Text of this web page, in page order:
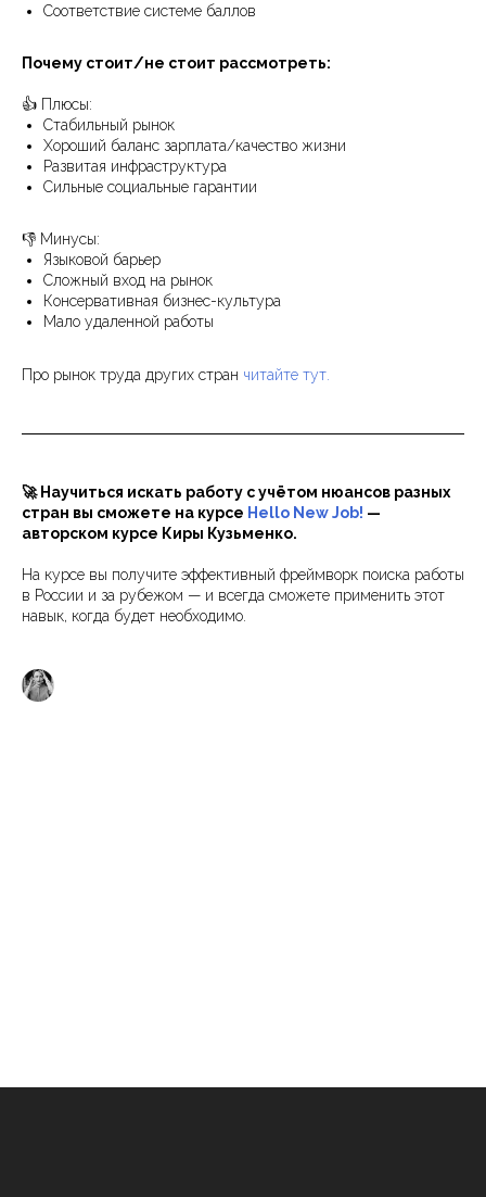
Соответствие системе баллов
Почему стоит/не стоит рассмотреть:
👍 Плюсы:
Стабильный рынок
Хороший баланс зарплата/качество жизни
Развитая инфраструктура
Сильные социальные гарантии
👎 Минусы:
Языковой барьер
Сложный вход на рынок
Консервативная бизнес-культура
Мало удаленной работы
Про рынок труда других стран читайте тут
🚀 Научиться искать работу с учётом нюансов разных
стран вы сможете на курсе Hello New Job! —
авторском курсе Киры Кузьменко.
На курсе вы получите эффективный фреймворк поиска работы
в России и за рубежом — и всегда сможете применить этот
навык, когда будет необходимо.